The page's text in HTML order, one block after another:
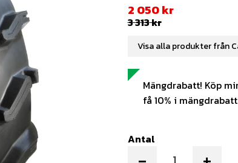
Mängdrabatt! Köp
få 10% i
Nedsatt pris:
2 050kr
Ordinarie pris:
3 313kr
Antal
Visa alla produkter från